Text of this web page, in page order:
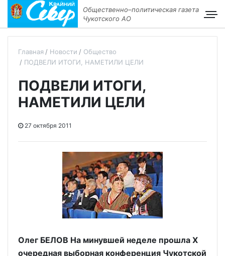
Общественно–политическая газета
Чукотского АО
Главная Новости
Общество
ПОДВЕЛИ ИТОГИ, НАМЕТИЛИ ЦЕЛИ
ПОДВЕЛИ ИТОГИ,
НАМЕТИЛИ ЦЕЛИ
27 октября 2011
Олег БЕЛОВ На минувшей неделе прошла X
очередная выборная конференция Чукотской